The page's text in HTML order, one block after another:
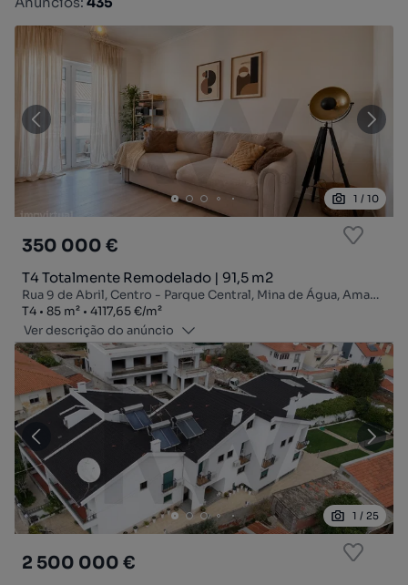
1 / 10
350 000 €
T4 Totalmente Remodelado | 91,5 m2
Rua 9 de Abril, Centro - Parque Central, Mina de Água, Amadora, Lisboa
Tipologia
T4
Zona85 m²
Preço por metro quadrado
4117,65 €/m²
Ver descrição do anúncio
1 / 25
2 500 000 €